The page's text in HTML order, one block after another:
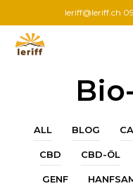
leriff@leriff.ch
ALL BLOG
CBD CBD-ÖL
GENF